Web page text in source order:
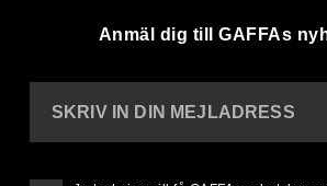
Anmäl dig till GAFFAs
SKRIV IN DIN MEJLADRESS